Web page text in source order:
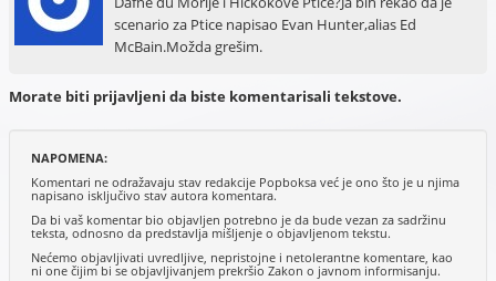
scenario za Ptice napisao Evan Hunter,alias Ed
McBain.Možda grešim.
Morate biti prijavljeni da biste komentarisali tekstove.
NAPOMENA:
Komentari ne odražavaju stav redakcije Popboksa već je ono što je u njima
napisano isključivo stav autora komentara.
Da bi vaš komentar bio objavljen potrebno je da bude vezan za sadržinu
teksta, odnosno da predstavlja mišljenje o objavljenom tekstu.
Nećemo objavljivati uvredljive, nepristojne i netolerantne komentare, kao
ni one čijim bi se objavljivanjem prekršio Zakon o javnom informisanju.